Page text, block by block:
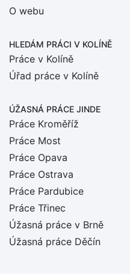
O webu
HLEDÁM PRÁCI V KOLÍNĚ
Práce v Kolíně
Úřad práce v Kolíně
ÚŽASNÁ PRÁCE JINDE
Práce Kroměříž
Práce Most
Práce Opava
Práce Ostrava
Práce Pardubice
Práce Třinec
Úžasná práce v Brně
Úžasná práce Děčín